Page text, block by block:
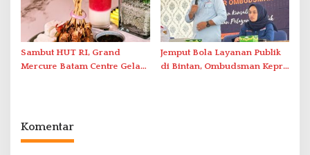
Sambut HUT RI, Grand
Mercure Batam Centre Gelar
Jemput Bola Layanan Publik
di Bintan, Ombudsman Kepri
Komentar